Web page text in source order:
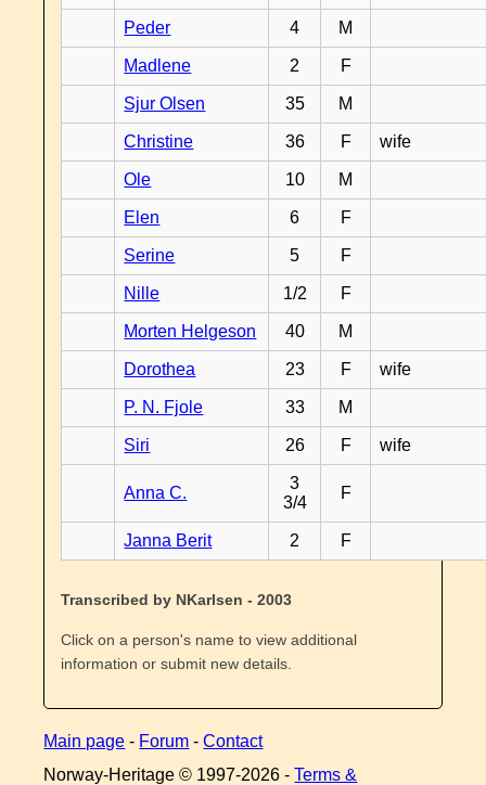
Peder 4 M
Madlene 2 F
Sjur Olsen 35 M
Christine 36 F wife
Ole 10 M
Elen 6 F
Serine 5 F
Nille 1/2 F
Morten Helgeson 40 M
Dorothea 23 F wife
P. N. Fjole 33 M
Siri 26 F wife
Anna C.
3
3/4
F
Janna Berit 2 F
Transcribed by NKarlsen - 2003
Click on a person's name to view additional
information or submit new details.
Main page - Forum -Contact
Norway-Heritage © 1997-2026 -Terms &